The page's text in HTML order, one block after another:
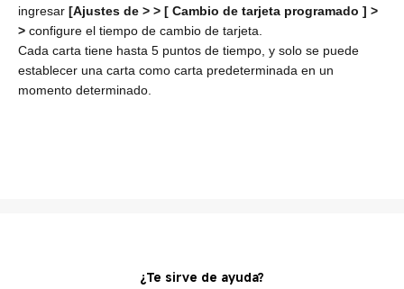
ingresar [Ajustes de > > [ Cambio de tarjeta programado ] >
> configure el tiempo de cambio de tarjeta.
Cada carta tiene hasta 5 puntos de tiempo, y solo se puede
establecer una carta como carta predeterminada en un
momento determinado.
¿Te sirve de ayuda?